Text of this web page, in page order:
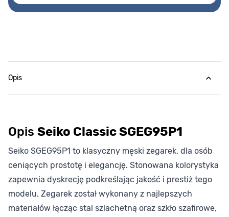
Opis
Opis Seiko Classic SGEG95P1
Seiko SGEG95P1 to klasyczny męski zegarek, dla osób
ceniących prostotę i elegancję. Stonowana kolorystyka
zapewnia dyskrecję podkreślając jakość i prestiż tego
modelu. Zegarek został wykonany z najlepszych
materiałów łącząc stal szlachetną oraz szkło szafirowe,